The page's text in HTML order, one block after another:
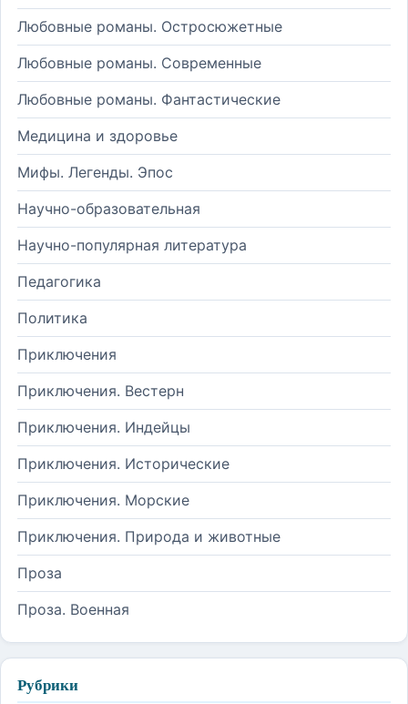
Любовные романы. Остросюжетные
Любовные романы. Современные
Любовные романы. Фантастические
Медицина и здоровье
Мифы. Легенды. Эпос
Научно-образовательная
Научно-популярная литература
Педагогика
Политика
Приключения
Приключения. Вестерн
Приключения. Индейцы
Приключения. Исторические
Приключения. Морские
Приключения. Природа и животные
Проза
Проза. Военная
Рубрики